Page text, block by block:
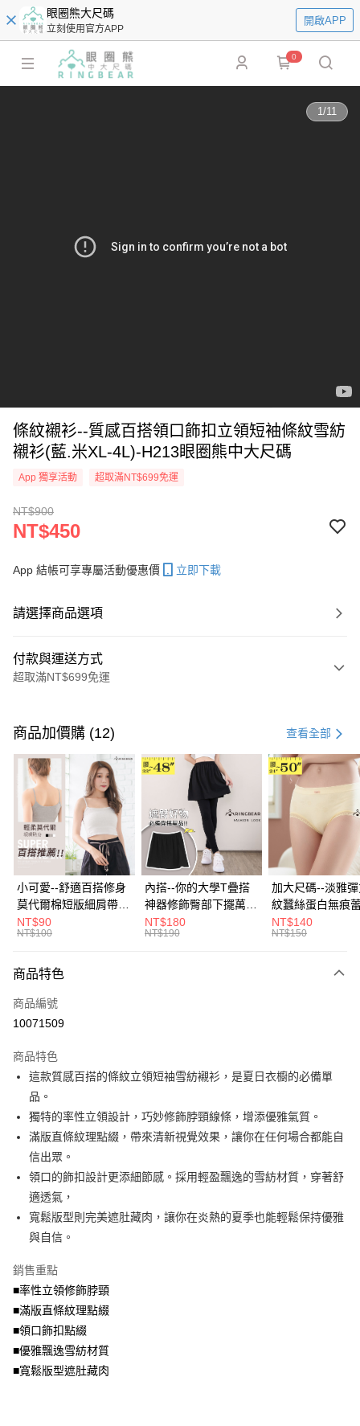
眼圈熊大尺碼
立刻使用官方APP
開啟APP
0
1/11
條紋襯衫--質感百搭領口飾扣立領短袖條紋雪紡
襯衫(藍.米XL-4L)-H213眼圈熊中大尺碼
App 獨享活動 超取滿NT$699免運
NT$900
NT$450
App 結帳可享專屬活動優惠價 立即下載
請選擇商品選項
付款與運送方式
超取滿NT$699免運
信用卡一次付款
超商取貨付款
LINE Pay
Apple Pay
街口支付
悠遊付
Google Pay
全盈+PAY
大哥付你分期
【大哥付你分期使用說明】
1.本服務由台灣大哥大提供，台灣大哥大用戶可立即使用無須另外申請。
流程，驗證手機門號後，選擇欲分期的期數、繳款截止日，確認付款後即完
成交易。
3.實際核准額度、可分期數及費用金額請依後續交易確認頁面所載為準。
4.訂單成立30分鐘內，如未前往確認交易或遇審核未通過，訂單將自動取
法說明評估內容。
【繳款方式說明】
1.分期款項不併入電信帳單，「大哥付你分期」於每月結算日後寄送繳費提
醒簡訊。
2.透過簡訊連結打開帳單後，可選擇「超商條碼／台灣大直營門市／銀行轉
帳／街口支付／iPASS MONEY」等通路繳費。
【注意事項】
1.本服務係由「台灣大哥大股份有限公司」（以下簡稱本公司）所提供，讓
買賣價金債權讓與本公司後，依約使用本公司帳單繳交帳款。
資料（包含姓名、電話或地址）提供予台灣大哥大進項蒐集、處理及利用，
由本公司與您本人進行分期帳單所需資料之確認、核對及更正。
3.完整用戶服務條款，請詳閱以下連結：
AFTEE先享後付
【關於「AFTEE先享後付」】
AFTEE先享後付是「在收到商品之後才付款」的支付方式。 讓您購物簡單
便利好安心！
１．簡單：不需註冊會員、不需綁卡、不需儲值。
２．便利：只要手機號碼，簡訊認證，即可結帳。
３．安心：先確認商品／服務後，再付款。
【「AFTEE先享後付」結帳流程】
１．於結帳方式選擇「AFTEE先享後付」後，將跳轉至「AFTEE先享後付」
２．訂單成立數日內，您將收到繳費通知簡訊。
３．收到繳費通知簡訊後14天內，點擊此簡訊中的連結，可透過四大超商／
ATM／網路銀行／等多元方式進行付款，方視為交易完成。
※ 請注意：結帳手續完成當下不需立刻繳費，但若您需要取消訂單，請聯絡
後付繳納相關費用。
※ 交易是否成功請以「AFTEE先享後付 」之結帳頁面顯示為準，若有關於
是否繳費成功／繳費後需取消欲退款等相關疑問，請聯繫「AFTEE先享後付
客戶支援中心」https://netprotections.freshdesk.com/support/home
【注意事項】
易，需依本服務之必要範圍內提供個人資料，並將交易相關給付款項請求債
ATM付款
全家取貨付款
每筆NT$70，滿NT$699(含以上)免運費
付款後全家取貨
7-11取貨付款
付款後7-11取貨
每筆NT$70，滿NT$699(含以上)免運費
宅配
商品加價購 (12) 查看全部
小可愛--舒適百搭修身
莫代爾棉短版細肩帶素
色背心(白.黑.灰L-2L)-
U582眼圈熊中大尺碼
NT$90
NT$100
內搭--你的大學T疊搭
神器修飾臀部下擺萬用
內搭裙/遮臀裙(黑2L-
6L)-Q155眼圈熊中大
NT$180
NT$190
加大尺碼--淡雅
紋蠶絲蛋白無痕
角內褲(白.粉.藍.
3L)-L28眼圈熊中
NT$140
NT$150
商品特色
商品編號
10071509
商品特色
這款質感百搭的條紋立領短袖雪紡襯衫，是夏日衣櫥的必備單
品。
獨特的率性立領設計，巧妙修飾脖頸線條，增添優雅氣質。
滿版直條紋理點綴，帶來清新視覺效果，讓你在任何場合都能自
信出眾。
領口的飾扣設計更添細節感。採用輕盈飄逸的雪紡材質，穿著舒
適透氣，
寬鬆版型則完美遮肚藏肉，讓你在炎熱的夏季也能輕鬆保持優雅
與自信。
銷售重點
■率性立領修飾脖頸
■滿版直條紋理點綴
■領口飾扣點綴
■優雅飄逸雪紡材質
■寬鬆版型遮肚藏肉